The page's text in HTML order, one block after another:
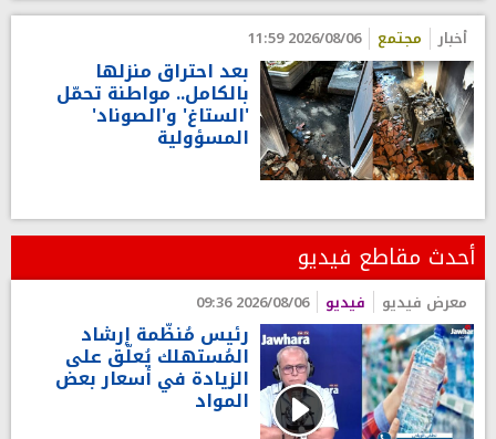
أخبار مجتمع 2026/08/06 11:59
بعد احتراق منزلها
بالكامل.. مواطنة تحمّل
'الستاغ' و'الصوناد'
المسؤولية
أحدث مقاطع فيديو
معرض فيديو فيديو 2026/08/06 09:36
رئيس مُنظّمة إرشاد
المُستهلك يُعلّق على
الزيادة في أسعار بعض
المواد